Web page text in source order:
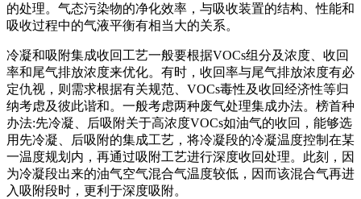
的处理。气态污染物的净化效率，与吸收装置的结构、性能和
吸收过程中的气液平衡有相当大的关系。
冷凝和吸附集成收回工艺一般要根据VOCs组分及浓度、收回
率和尾气排放浓度来优化。有时，收回率与尾气排放浓度有必
定仇视，则需求根据有关规范、VOCs毒性及收回经济性等归
纳考虑及彼此谐和。一般考虑两种废气处理集成办法。榜首种
办法:先冷凝、后吸附关于高浓度VOCs如油气的收回，能够选
用先冷凝、后吸附的集成工艺，将冷凝段的冷凝温度控制在某
一温度规划内，再通过吸附工艺进行深度收回处理。此刻，因
为冷凝段出来的油气空气混合气温度较低，因而该混合气再进
入吸附段时，更利于深度吸附。